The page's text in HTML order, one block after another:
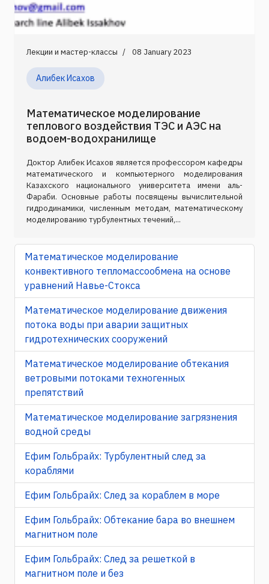
Лекции и мастер-классы 08 January 2023
Алибек Исахов
Математическое моделирование
теплового воздействия ТЭС и АЭС на
водоем-водохранилище
Доктор Алибек Исахов является профессором кафедры
математического и компьютерного моделирования
Казахского национального университета имени аль-
Фараби. Основные работы посвящены вычислительной
гидродинамики, численным методам, математическому
моделированию турбулентных течений,...
Математическое моделирование
конвективного тепломассообмена на основе
уравнений Навье-Стокса
Математическое моделирование движения
потока воды при аварии защитных
гидротехнических сооружений
Математическое моделирование обтекания
ветровыми потоками техногенных
препятствий
Математическое моделирование загрязнения
водной среды
Ефим Гольбрайх: Турбулентный след за
кораблями
Ефим Гольбрайх: След за кораблем в море
Ефим Гольбрайх: Обтекание бара во внешнем
магнитном поле
Ефим Гольбрайх: След за решеткой в
магнитном поле и без